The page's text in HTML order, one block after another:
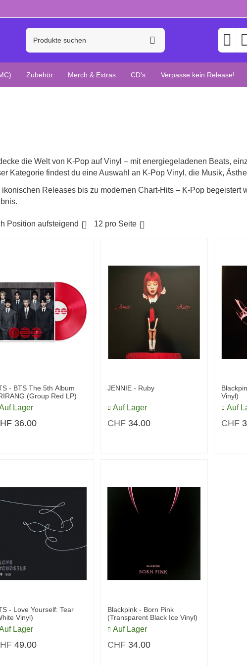
Zubehör Merch & Extras CD's Verpasse kein Release!
die Welt von K-Pop auf Vinyl – mit energiegeladenen Beats,
Kategorie findest du eine Auswahl an K-Pop Vinyl, die Musik,
ikonischen Releases bis zu modernen Chart-Hits – K-Pop begeistert
Position aufsteigend 12 pro Seite
- BTS The 5th Album
(Group Red LP)
Lager
36.00
JENNIE - Ruby
Auf Lager
CHF 34.00
Vinyl)
Auf
CHF
- Love Yourself: Tear
Vinyl)
Lager
49.00
Blackpink - Born Pink
(Transparent Black Ice Vinyl)
Auf Lager
CHF 34.00